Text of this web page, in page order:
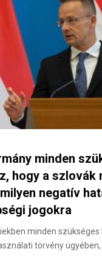
minden
hogy a szlovák
negatív
jogokra
minden
törvény